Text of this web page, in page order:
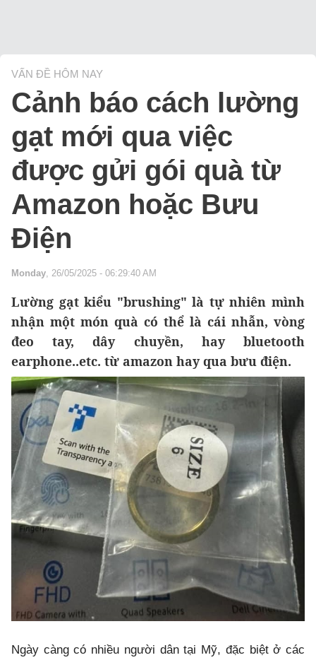
VẤN ĐỀ HÔM NAY
Cảnh báo cách lường
gạt mới qua việc
được gửi gói quà từ
Amazon hoặc Bưu
Điện
Monday, 26/05/2025 - 06:29:40 AM
Lường gạt kiểu "brushing" là tự nhiên mình
nhận một món quà có thể là cái nhẫn, vòng
đeo tay, dây chuyền, hay bluetooth
earphone..etc. từ amazon hay qua bưu điện.
Ngày càng có nhiều người dân tại Mỹ, đặc biệt ở các